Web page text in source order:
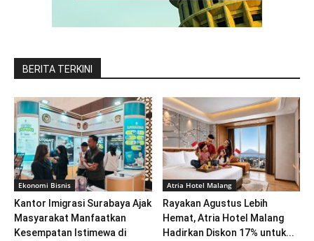
BERITA TERKINI
Ekonomi Bisnis
Kantor Imigrasi Surabaya Ajak
Masyarakat Manfaatkan
Kesempatan Istimewa di
Atria Hotel Malang
Rayakan Agustus Lebih
Hemat, Atria Hotel Malang
Hadirkan Diskon 17% untuk...